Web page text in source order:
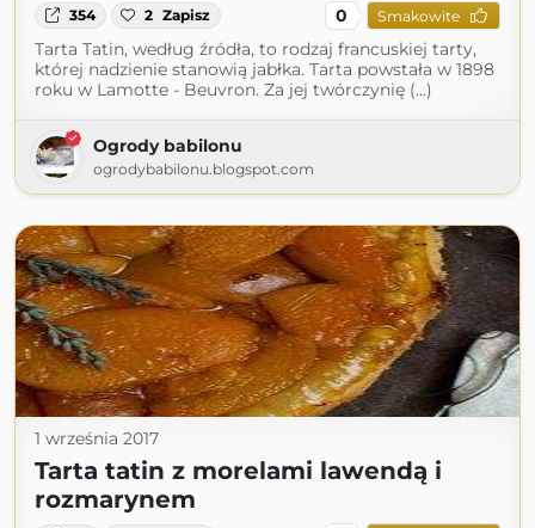
354 2 Zapisz 0 Smakowite
Tarta Tatin, według źródła, to rodzaj francuskiej tarty,
której nadzienie stanowią jabłka. Tarta powstała w 1898
roku w Lamotte - Beuvron. Za jej twórczynię (...)
Ogrody babilonu
ogrodybabilonu.blogspot.com
1 września 2017
Tarta tatin z morelami lawendą i
rozmarynem